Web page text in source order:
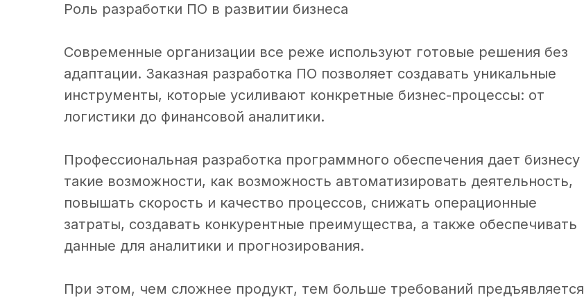
Роль разработки ПО в развитии бизнеса
Современные организации все реже используют готовые решения без
адаптации. Заказная разработка ПО позволяет создавать уникальные
инструменты, которые усиливают конкретные бизнес-процессы: от
логистики до финансовой аналитики.
Профессиональная разработка программного обеспечения дает бизнесу
такие возможности, как возможность автоматизировать деятельность,
повышать скорость и качество процессов, снижать операционные
затраты, создавать конкурентные преимущества, а также обеспечивать
данные для аналитики и прогнозирования.
При этом, чем сложнее продукт, тем больше требований предъявляется